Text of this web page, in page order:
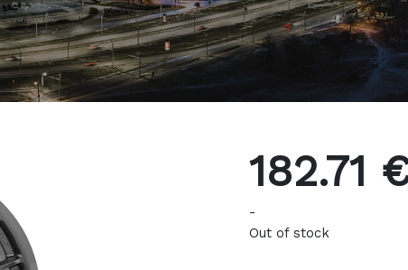
182.71
-
Out of stock